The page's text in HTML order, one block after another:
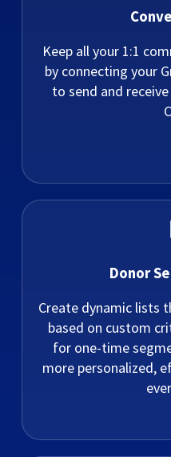
Keep all your 1:1
by connecting your
to send and
Donor
Create dynamic lists
based on custom
for one-time
more personalized,